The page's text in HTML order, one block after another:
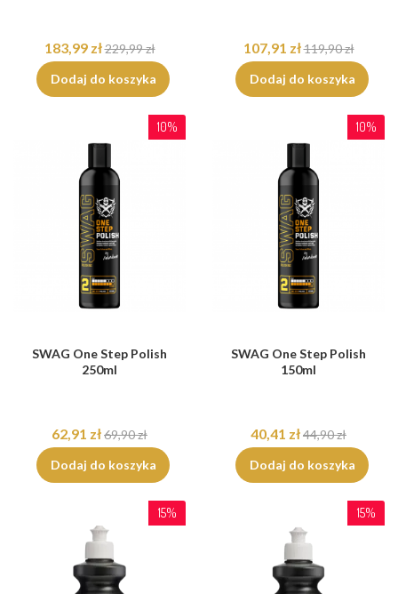
183,99 zł229,99 zł
Dodaj do koszyka
107,91 zł119,90 zł
Dodaj do koszyka
10%
SWAG One Step Polish
250ml
62,91 zł69,90 zł
Dodaj do koszyka
10%
SWAG One Step Polish
150ml
40,41 zł44,90 zł
Dodaj do koszyka
15% 15%